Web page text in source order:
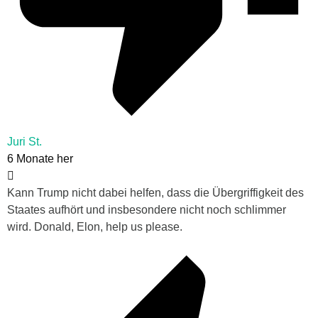
Juri St.
6 Monate her
Kann Trump nicht dabei helfen, dass die Übergriffigkeit des
Staates aufhört und insbesondere nicht noch schlimmer
wird. Donald, Elon, help us please.